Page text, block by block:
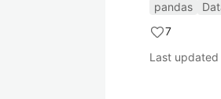
pandas
7
Last